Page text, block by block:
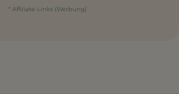
* Affiliate-Links (Werbung)